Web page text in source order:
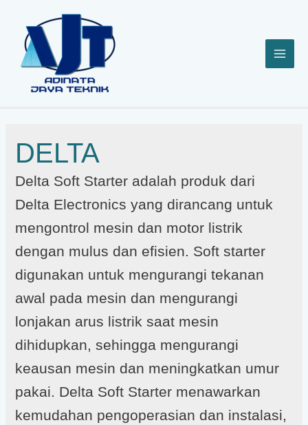
konten
DELTA
Delta Soft Starter adalah produk dari
Delta Electronics yang dirancang untuk
mengontrol mesin dan motor listrik
dengan mulus dan efisien. Soft starter
digunakan untuk mengurangi tekanan
awal pada mesin dan mengurangi
lonjakan arus listrik saat mesin
dihidupkan, sehingga mengurangi
keausan mesin dan meningkatkan umur
pakai. Delta Soft Starter menawarkan
kemudahan pengoperasian dan instalasi,